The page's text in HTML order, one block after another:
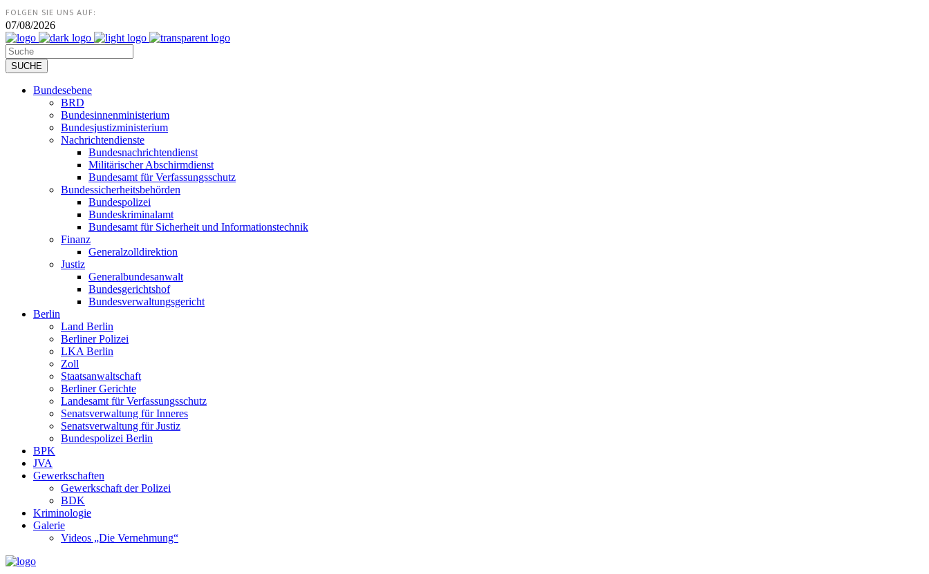
FOLGEN SIE UNS AUF:
07/08/2026
Bundesebene
BRD
Bundesinnenministerium
Bundesjustizministerium
Nachrichtendienste
Bundesnachrichtendienst
Militärischer Abschirmdienst
Bundesamt für Verfassungsschutz
Bundessicherheitsbehörden
Bundespolizei
Bundeskriminalamt
Bundesamt für Sicherheit und Informationstechnik
Finanz
Generalzolldirektion
Justiz
Generalbundesanwalt
Bundesgerichtshof
Bundesverwaltungsgericht
Berlin
Land Berlin
Berliner Polizei
LKA Berlin
Zoll
Staatsanwaltschaft
Berliner Gerichte
Landesamt für Verfassungsschutz
Senatsverwaltung für Inneres
Senatsverwaltung für Justiz
Bundespolizei Berlin
BPK
JVA
Gewerkschaften
Gewerkschaft der Polizei
BDK
Kriminologie
Galerie
Videos „Die Vernehmung“